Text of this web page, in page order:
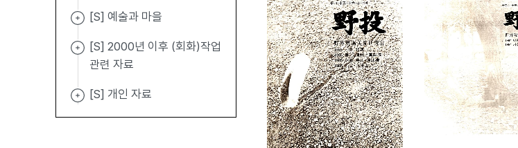
[S] 예술과 마을
[S] 2000년 이후 (회화)작업
관련 자료
[S] 개인 자료